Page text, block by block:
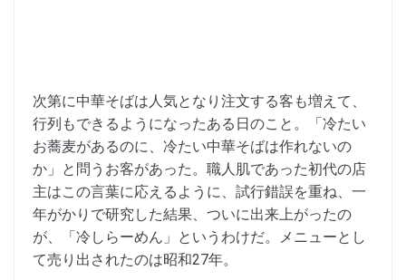
次第に中華そばは人気となり注文する客も増えて、
行列もできるようになったある日のこと。「冷たい
お蕎麦があるのに、冷たい中華そばは作れないの
か」と問うお客があった。職人肌であった初代の店
主はこの言葉に応えるように、試行錯誤を重ね、一
年がかりで研究した結果、ついに出来上がったの
が、「冷しらーめん」というわけだ。メニューとし
て売り出されたのは昭和27年。